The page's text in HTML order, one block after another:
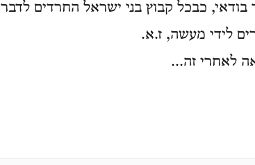
כבכל קבוץ בני ישראל החרדים לדבר
לידי מעשה, ז.א.
לאחרי זה...